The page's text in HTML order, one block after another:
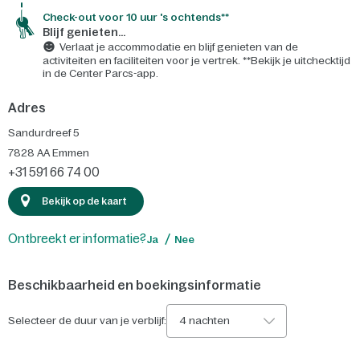
Check-out voor 10 uur 's ochtends**
Blijf genieten...
Verlaat je accommodatie en blijf genieten van de
activiteiten en faciliteiten voor je vertrek. **Bekijk je uitchecktijd
in de Center Parcs-app.
Adres
Sandurdreef 5
7828 AA Emmen
+31 591 66 74 00
Bekijk op de kaart
Ontbreekt er informatie?Ja Nee
Beschikbaarheid en boekingsinformatie
Selecteer de duur van je verblijf: 4 nachten